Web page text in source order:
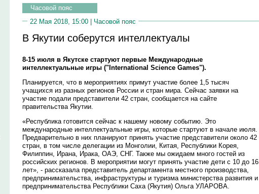
Часовой пояс
22 Мая 2018, 15:00 | Часовой пояс
В Якутии соберутся интеллектуалы
8-15 июля в Якутске стартуют первые Международные
интеллектуальные игры ("International Science Games").
Планируется, что в мероприятиях примут участие более 1,5 тысяч
учащихся из разных регионов России и стран мира. Сейчас заявки на
участие подали представители 42 стран, сообщается на сайте
правительства Якутии.
«Республика готовится сейчас к нашему новому событию. Это
международные интеллектуальные игры, которые стартуют в начале июля.
Предварительно в них планируют принять участие представители около 42
стран, в том числе делегации из Монголии, Китая, Республики Корея,
Филиппин, Ирана, Ирака, ОАЭ, СНГ. Также мы ожидаем много гостей из
российских регионов. В мероприятии могут принять участие дети с 10 до 16
лет», - рассказала представитель департамента местного производства,
предпринимательства, инфраструктуры и туризма министерства развития и
предпринимательства Республики Саха (Якутия) Ольга УЛАРОВА.